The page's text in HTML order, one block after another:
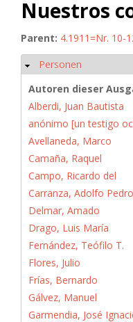
Nuestros
Parent: 4.1911=Nr. 10-
Ausblenden
Personen
Autoren dieser
Alberdi, Juan Bautista
anónimo [un testigo
Avellaneda, Marco
Camaña, Raquel
Campo, Ricardo del
Carranza, Adolfo Pedro
Delmar, Amado
Drago, Luis María
Fernández, Teófilo T.
Flores, Julio
Frías, Bernardo
Gálvez, Manuel
Garmendia, José